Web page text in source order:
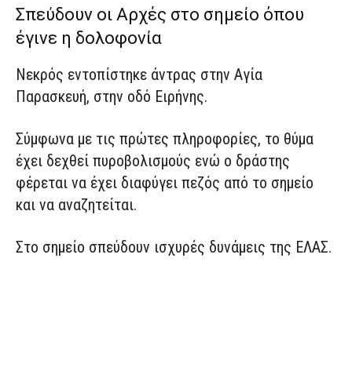
Σπεύδουν οι Αρχές στο σημείο όπου
έγινε η δολοφονία
Νεκρός εντοπίστηκε άντρας στην Αγία
Παρασκευή, στην οδό Ειρήνης.
Σύμφωνα με τις πρώτες πληροφορίες, το θύμα
έχει δεχθεί πυροβολισμούς ενώ ο δράστης
φέρεται να έχει διαφύγει πεζός από το σημείο
και να αναζητείται.
Στο σημείο σπεύδουν ισχυρές δυνάμεις της ΕΛΑΣ.